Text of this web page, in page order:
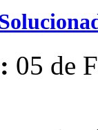
05 de